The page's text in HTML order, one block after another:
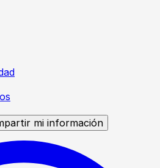
mi información